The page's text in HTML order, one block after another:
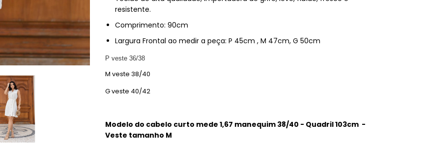
resistente.
Comprimento: 90cm
Largura Frontal ao medir a peça: P 45cm , M 47cm, G 50cm
P veste 36/38
M veste 38/40
G veste 40/42
Modelo do cabelo curto mede 1,67 manequim 38/40 - Quadril 103cm -
Veste tamanho M